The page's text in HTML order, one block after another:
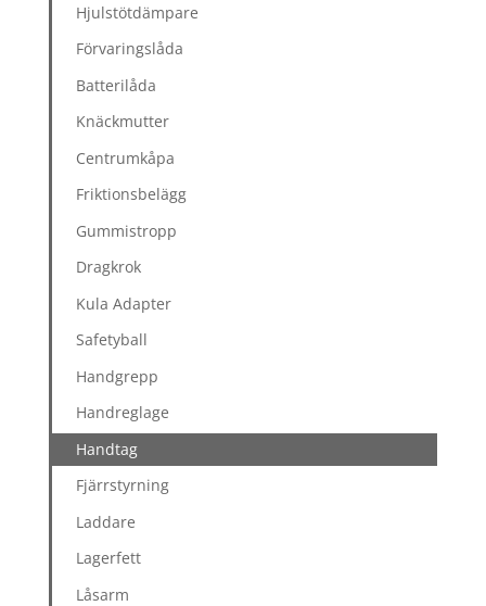
Hjulstötdämpare
Förvaringslåda
Batterilåda
Knäckmutter
Centrumkåpa
Friktionsbelägg
Gummistropp
Dragkrok
Kula Adapter
Safetyball
Handgrepp
Handreglage
Handtag
Fjärrstyrning
Laddare
Lagerfett
Låsarm